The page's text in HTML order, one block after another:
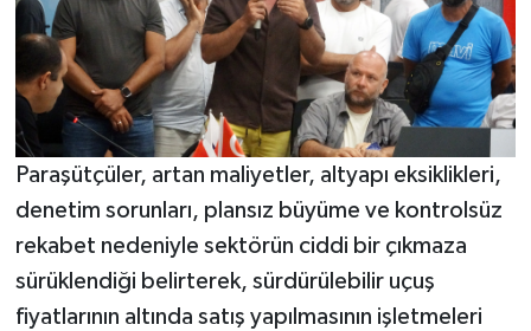
Paraşütçüler, artan maliyetler, altyapı eksiklikleri,
denetim sorunları, plansız büyüme ve kontrolsüz
rekabet nedeniyle sektörün ciddi bir çıkmaza
sürüklendiği belirterek, sürdürülebilir uçuş
fiyatlarının altında satış yapılmasının işletmeleri